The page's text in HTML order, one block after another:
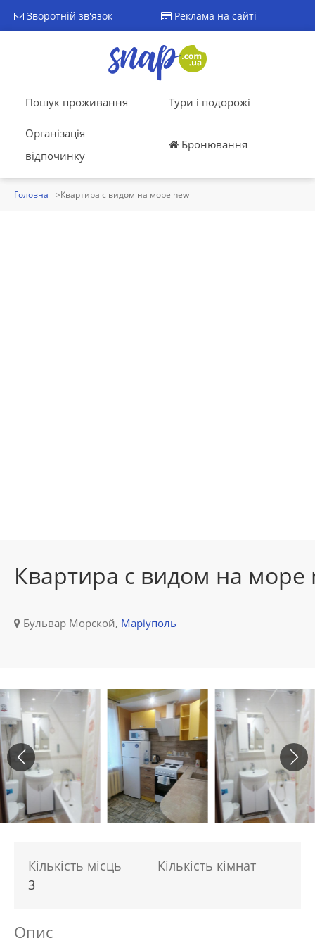
Зворотній зв'язок Реклама на сайті
Пошук проживання Тури і подорожі
Організація
відпочинку
Бронювання
Головна Квартира с видом на море new
Квартира с видом на море
Бульвар Морской, Маріуполь
Кількість місць
3
Кількість кімнат
Опис